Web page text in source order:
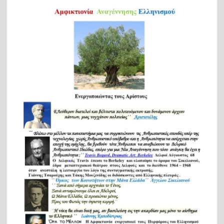
Η Ελλάδα πήρε την επενδυτική βαθμίδα: Ο Οίκος DBRS
αναβάθμισε την ελληνική οικονομία στο ΒΒΒ * Πολύ
σημαντική εξέλιξη σε μια πολύ δύσκολη συγκυρία, λέει ο
Η Ινδία ενδέχεται να αλλάξει σύντομα ονομασία: Ο Μόντι
άνοιξε την σύνοδο της G20 ως πρωθυπουργός της
“Μπάρατ”
Πού ζούμε; Οι βάρβαροι δολοφόνοι του Αντώνη
Καριώτη, δεν είναι άνθρωποι και ως ανθρωποειδή δεν
έχουν καμία σχέση με την Ναυτοσύνη, με τον Πολιτισμό
Μετά από 49 χρόνια κατοχής πόσους πολιτικούς ακούμε
να λένε το αυτονόητο, όπως το έθεσε ο κ. Μενέντεζ; Λύση
για να φύγει και ο τελευταίος Τούρκος στρατιώτης…
(video)